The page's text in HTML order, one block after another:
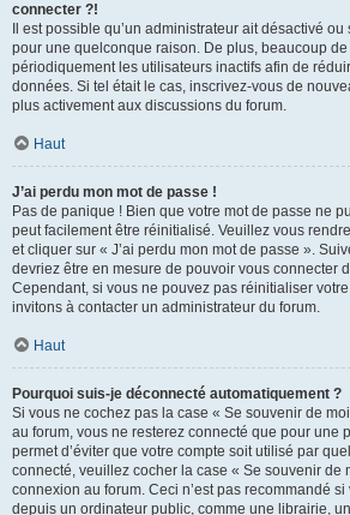
connecter ?!
Il est possible qu’un administrateur ait désactivé
pour une quelconque raison. De plus, beaucoup
périodiquement les utilisateurs inactifs afin de
données. Si tel était le cas, inscrivez-vous de
plus activement aux discussions du forum.
Haut
J’ai perdu mon mot de passe !
Pas de panique ! Bien que votre mot de passe ne
peut facilement être réinitialisé. Veuillez vous
et cliquer sur « J’ai perdu mon mot de passe ».
devriez être en mesure de pouvoir vous connecter
Cependant, si vous ne pouvez pas réinitialiser
invitons à contacter un administrateur du forum.
Haut
Pourquoi suis-je déconnecté automatiquement ?
Si vous ne cochez pas la case « Se souvenir de
au forum, vous ne resterez connecté que pour une
permet d’éviter que votre compte soit utilisé par
connecté, veuillez cocher la case « Se souvenir de
connexion au forum. Ceci n’est pas recommandé
depuis un ordinateur public, comme une librairie,